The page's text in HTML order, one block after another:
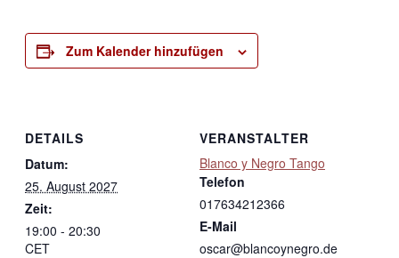
Zum Kalender hinzufügen
DETAILS
Datum:
25. August 2027
Zeit:
19:00 - 20:30
CET
VERANSTALTER
Blanco y Negro Tango
Telefon
017634212366
E-Mail
oscar@blancoynegro.de